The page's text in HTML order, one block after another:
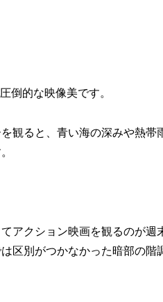
倒的な映像美です。
観ると、青い海の深みや熱帯
アクション映画を観るのが週
区別がつかなかった暗部の